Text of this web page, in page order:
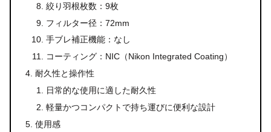
絞り羽根枚数：9枚
フィルター径：72mm
手ブレ補正機能：なし
コーティング：NIC（Nikon Integrated Coating）
耐久性と操作性
日常的な使用に適した耐久性
軽量かつコンパクトで持ち運びに便利な設計
使用感